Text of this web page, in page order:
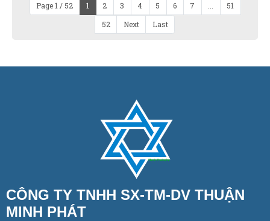
Page 1 / 52 1 2 3 4 5 6 7
51
52
Next Last
CÔNG TY TNHH SX-TM-DV THUẬN
MINH PHÁT